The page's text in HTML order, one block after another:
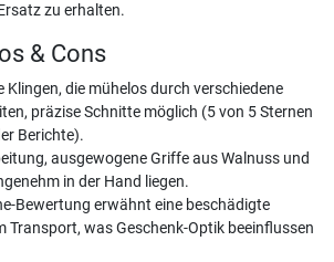
zu erhalten.
& Cons
Klingen, die mühelos durch verschiedene
präzise Schnitte möglich (5 von 5 Sternen
Berichte).
ausgewogene Griffe aus Walnuss und
in der Hand liegen.
Bewertung erwähnt eine beschädigte
Transport, was Geschenk-Optik beeinflussen